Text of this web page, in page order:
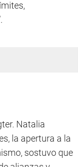
Natalia
la apertura a la
sostuvo que